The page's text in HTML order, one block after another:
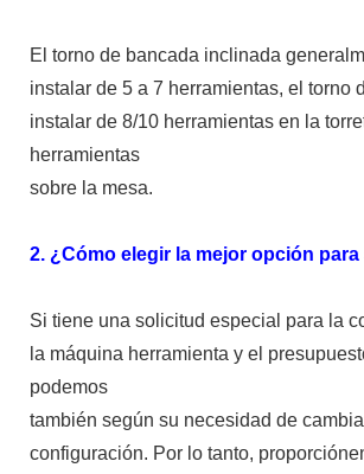
El torno de bancada inclinada
instalar de 5 a 7 herramientas, el torno
instalar de 8/10 herramientas en la
herramientas
sobre la mesa.
2. ¿Cómo elegir la mejor opción
Si tiene una solicitud especial para la
la máquina herramienta y el
podemos
también según su necesidad de
configuración. Por lo tanto,